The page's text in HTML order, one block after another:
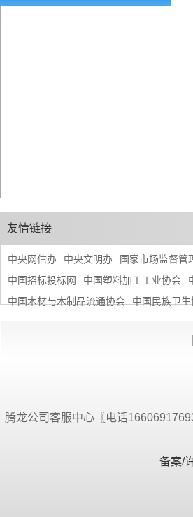
友情链接
中央网信办 中央文明办 国家市场监督管
中国招标投标网
中国塑料加工工业协会
中国木材与木制品流通协会
中国民族卫
腾龙公司客服中心〖电话
备案/